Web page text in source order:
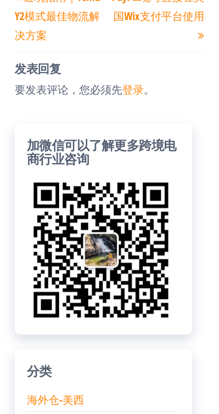
导
航
一
篇
文
章
Y2模式最佳物流解
决方案
国Wix支付平台使用
发表回复
要发表评论，您必须先登录。
加微信可以了解更多跨境电
商行业咨询
分类
海外仓-美西